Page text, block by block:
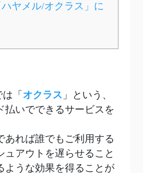
ヤメル/オクラス」に
は「 オクラス 」という、
払いでできるサービスを
あれば誰でもご利用する
ュアウトを遅らせること
ような効果を得ることが